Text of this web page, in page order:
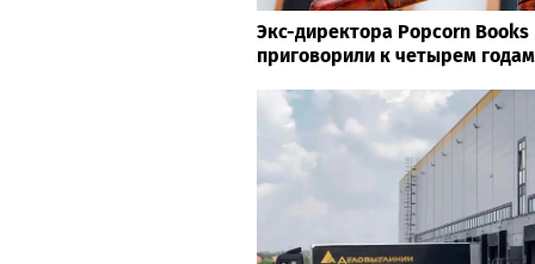
Экс-директора Popcorn
приговорили к четырем